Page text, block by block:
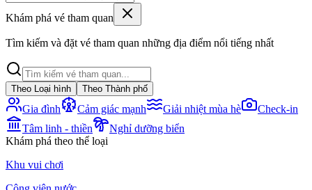
Khám phá vé tham quan
Tìm kiếm và đặt vé tham quan những địa điểm nổi tiếng nhất
Theo Loại hình Theo Thành phố
Gia đình Cảm giác mạnh Giải nhiệt mùa hè
Check-in
Tâm linh - thiền
Nghỉ dưỡng biển
Khám phá theo thể loại
Khu vui chơi